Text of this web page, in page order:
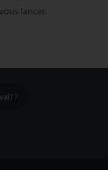
lancer.
?